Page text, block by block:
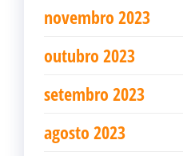
novembro 2023
outubro 2023
setembro 2023
agosto 2023